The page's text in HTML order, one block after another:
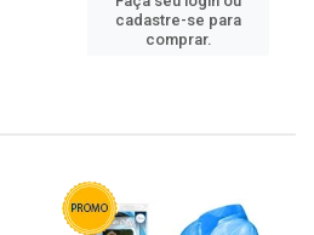
cadastre-se para
comprar.